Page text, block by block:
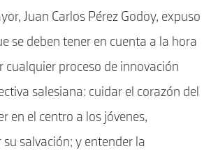
Juan Carlos Pérez Godoy, expuso
se deben tener en cuenta a la hora
cualquier proceso de innovación
salesiana: cuidar el corazón del
en el centro a los jóvenes,
salvación; y entender la